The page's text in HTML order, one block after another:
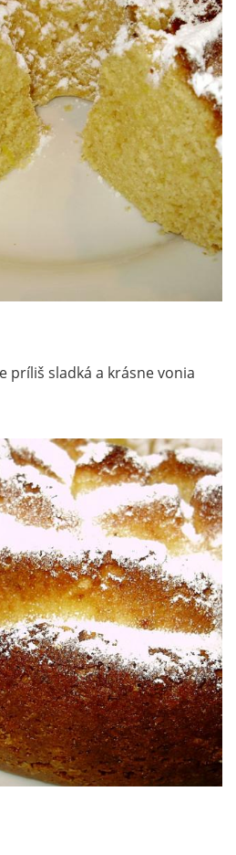
príliš sladká a krásne vonia